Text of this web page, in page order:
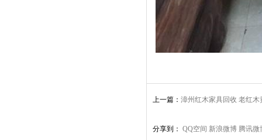
上一篇： 漳州红木家具回收 老红
分享到： QQ空间 新浪微博 腾讯微